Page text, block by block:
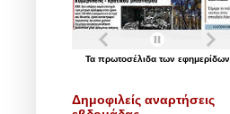
Τα πρωτοσέλιδα των εφημερίδων
Δημοφιλείς αναρτήσεις